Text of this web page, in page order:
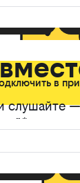
слушайте
в